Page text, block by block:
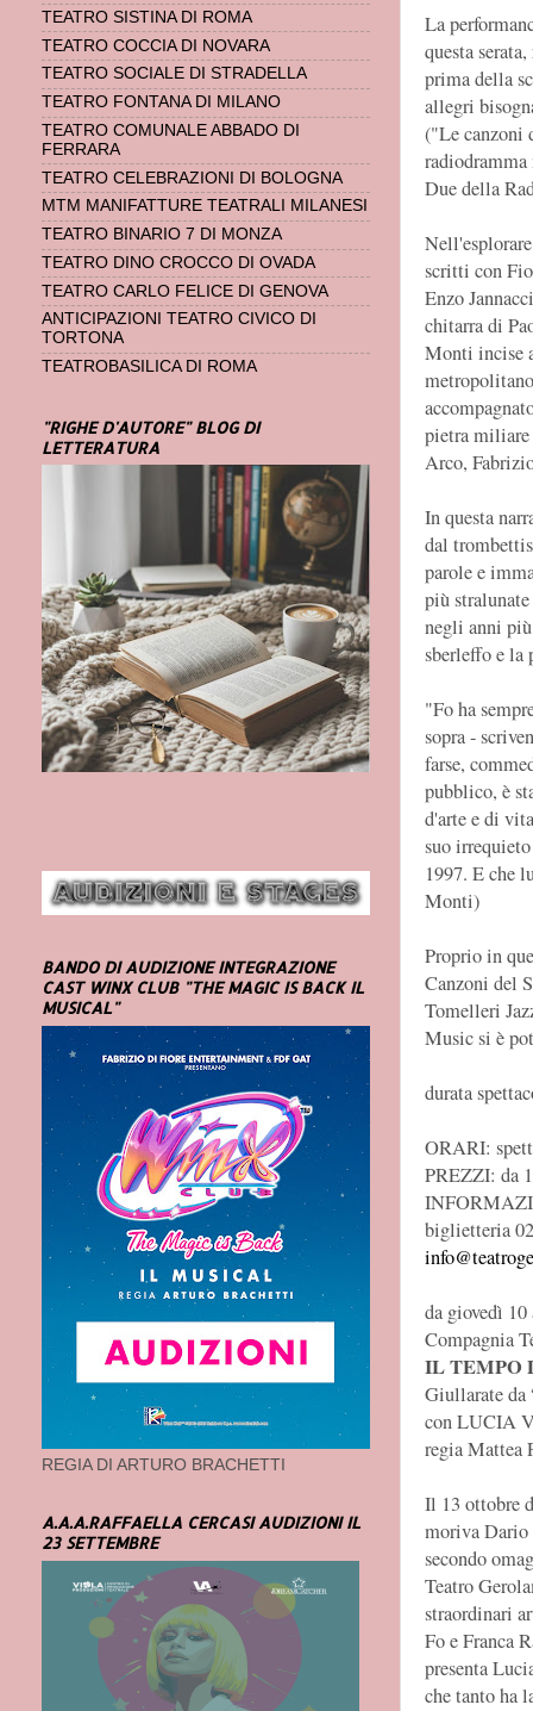
La
questa
prima della
allegri
("Le canzoni
Due della
scritti con
Enzo
chitarra di
Monti incise
pietra
Arco,
In questa
dal
parole e
più
negli anni
sberleffo e la
"Fo ha
sopra -
farse,
pubblico, è
d'arte e di
suo
1997. E che
Monti)
Proprio in
Canzoni del
Tomelleri
Music si è
durata
ORARI:
PREZZI: da
biglietteria
da giovedì
Compagnia
IL TEMPO
Giullarate da
con LUCIA
regia Mattea
Il 13 ottobre
moriva
secondo
Teatro
straordinari
Fo e Franca
presenta
che tanto ha
TEATRO SISTINA DI ROMA
TEATRO COCCIA DI NOVARA
TEATRO SOCIALE DI STRADELLA
TEATRO FONTANA DI MILANO
TEATRO COMUNALE ABBADO DI
FERRARA
TEATRO CELEBRAZIONI DI BOLOGNA
MTM MANIFATTURE TEATRALI MILANESI
TEATRO BINARIO 7 DI MONZA
TEATRO DINO CROCCO DI OVADA
TEATRO CARLO FELICE DI GENOVA
ANTICIPAZIONI TEATRO CIVICO DI
TORTONA
TEATROBASILICA DI ROMA
"RIGHE D'AUTORE" BLOG DI
LETTERATURA
BANDO DI AUDIZIONE INTEGRAZIONE
CAST WINX CLUB "THE MAGIC IS BACK IL
MUSICAL"
REGIA DI ARTURO BRACHETTI
A.A.A.RAFFAELLA CERCASI AUDIZIONI IL
23 SETTEMBRE